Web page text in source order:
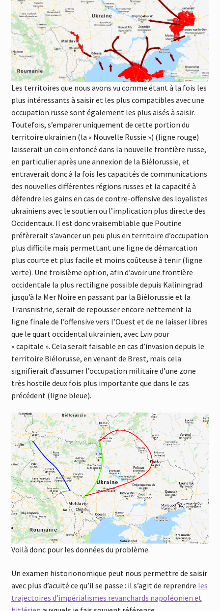
Les territoires que nous avons vu comme étant à la fois les
plus intéressants à saisir et les plus compatibles avec une
occupation russe sont également les plus aisés à saisir.
Toutefois, s’emparer uniquement de cette portion du
territoire ukrainien (la « Nouvelle Russie ») (ligne rouge)
laisserait un coin enfoncé dans la nouvelle frontière russe,
en particulier après une annexion de la Biélorussie, et
entraverait donc à la fois les capacités de communications
des nouvelles différentes régions russes et la capacité à
défendre les gains en cas de contre-offensive des loyalistes
ukrainiens avec le soutien ou l’implication plus directe des
Occidentaux. Il est donc vraisemblable que Poutine
préfèrerait s’avancer un peu plus en territoire d’occupation
plus difficile mais permettant une ligne de démarcation
plus courte et plus facile et moins coûteuse à tenir (ligne
verte). Une troisième option, afin d’avoir une frontière
occidentale la plus rectiligne possible depuis Kaliningrad
jusqu’à la Mer Noire en passant par la Biélorussie et la
Transnistrie, serait de repousser encore nettement la
ligne finale de l’offensive vers l’Ouest et de ne laisser libres
que le quart occidental ukrainien, avec Lviv pour
« capitale ». Cela serait faisable en cas d’invasion depuis le
territoire Biélorusse, en venant de Brest, mais cela
signifierait d’assumer l’occupation militaire d’une zone
très hostile deux fois plus importante que dans le cas
précédent (ligne bleue).
Voilà donc pour les données du problème.
Un examen historionomique peut nous permettre de saisir
avec plus d’acuité ce qu’il se passe : il s’agit de reprendre les
trajectoires d’impérialismes revanchards napoléonien et